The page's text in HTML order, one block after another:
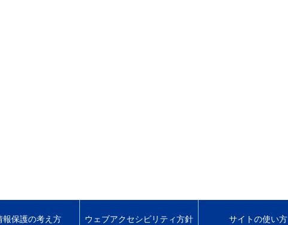
報保護の考え方 ウェブアクセシビリティ方針 サイトの使い方